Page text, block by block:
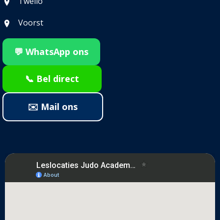
Voorst
💬 WhatsApp ons
📞 Bel direct
✉️ Mail ons